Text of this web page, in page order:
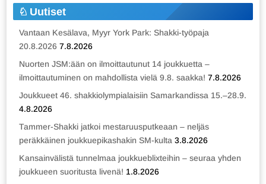
Uutiset
Vantaan Kesälava, Myyr York Park: Shakki-työpaja
20.8.2026 7.8.2026
Nuorten JSM:ään on ilmoittautunut 14 joukkuetta –
ilmoittautuminen on mahdollista vielä 9.8. saakka! 7.8.2026
Joukkueet 46. shakkiolympialaisiin Samarkandissa 15.–28.9.
4.8.2026
Tammer-Shakki jatkoi mestaruusputkeaan – neljäs
peräkkäinen joukkuepikashakin SM-kulta 3.8.2026
Kansainvälistä tunnelmaa joukkueblixteihin – seuraa yhden
joukkueen suoritusta livenä! 1.8.2026